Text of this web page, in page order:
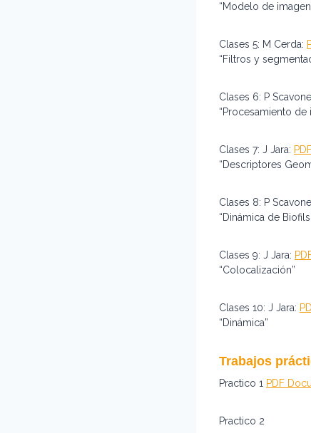
“Modelo de
Clases 5: M Cerda:
“Filtros y
Clases 6: P
“Procesamiento de
Clases 7: J Jara:
“Descriptores
Clases 8: P
“Dinámica de
Clases 9: J Jara:
“Colocalización”
Clases 10: J Jara:
“Dinámica”
Trabajos
Practico 1 PDF
Practico 2